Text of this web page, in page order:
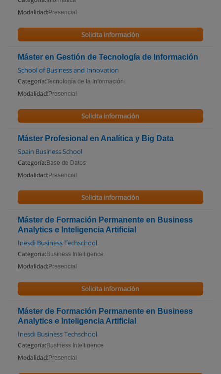
Modalidad: Presencial
Solicita información
Máster en Gestión de Tecnología de Información
School of Business and Innovation
Categoría:Tecnología de la Información
Modalidad: Presencial
Solicita información
Máster Profesional en Analítica y Big Data
Spain Business School
Categoría: Base de Datos
Modalidad: Presencial
Solicita información
Máster de Formación Permanente en Business
Analytics e Inteligencia Artificial
Inesdi Business Techschool
Categoría: Business Intelligence
Modalidad: Presencial
Solicita información
Máster de Formación Permanente en Business
Analytics e Inteligencia Artificial
Inesdi Business Techschool
Categoría: Business Intelligence
Modalidad: Presencial